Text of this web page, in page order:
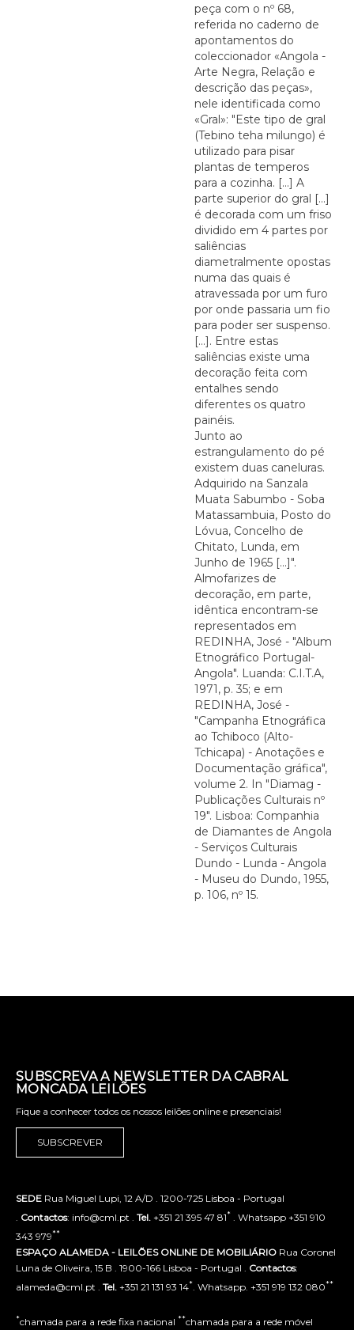
peça com o nº 68,
referida no caderno de
apontamentos do
coleccionador «Angola -
Arte Negra, Relação e
descrição das peças»,
nele identificada como
«Gral»: "Este tipo de gral
(Tebino teha milungo) é
utilizado para pisar
plantas de temperos
para a cozinha. [...] A
parte superior do gral [...]
é decorada com um friso
dividido em 4 partes por
saliências
diametralmente opostas
numa das quais é
atravessada por um furo
por onde passaria um fio
para poder ser suspenso.
[...]. Entre estas
saliências existe uma
decoração feita com
entalhes sendo
diferentes os quatro
painéis.
Junto ao
estrangulamento do pé
existem duas caneluras.
Adquirido na Sanzala
Muata Sabumbo - Soba
Matassambuia, Posto do
Lóvua, Concelho de
Chitato, Lunda, em
Junho de 1965 [...]".
Almofarizes de
decoração, em parte,
idêntica encontram-se
representados em
REDINHA, José - "Album
Etnográfico Portugal-
Angola". Luanda: C.I.T.A,
1971, p. 35; e em
REDINHA, José -
"Campanha Etnográfica
ao Tchiboco (Alto-
Tchicapa) - Anotações e
Documentação gráfica",
volume 2. In "Diamag -
Publicações Culturais nº
19". Lisboa: Companhia
de Diamantes de Angola
- Serviços Culturais
Dundo - Lunda - Angola
- Museu do Dundo, 1955,
p. 106, nº 15.
SUBSCREVA A NEWSLETTER DA CABRAL
MONCADA LEILÕES
Fique a conhecer todos os nossos leilões online e presenciais!
SUBSCREVER
SEDE Rua Miguel Lupi, 12 A/D . 1200-725 Lisboa - Portugal
Contactos: info@cml.pt . Tel. +351 21 395 47 81* . Whatsapp +351 910
343 979**
ESPAÇO ALAMEDA - LEILÕES ONLINE DE MOBILIÁRIO Rua Coronel
Luna de Oliveira, 15 B . 1900-166 Lisboa - Portugal . Contactos:
alameda@cml.pt . Tel. +351 21 131 93 14* . Whatsapp. +351 919 132 080**
*chamada para a rede fixa nacional **chamada para a rede móvel